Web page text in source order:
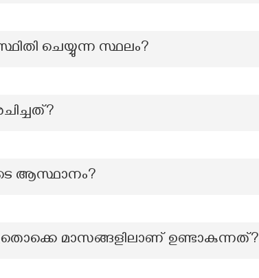
ചെയ്യുന്ന സ്ഥലം?
ആസ്ഥാനം?
മാസങ്ങളിലാണ് ഉണ്ടാകുന്നത്?